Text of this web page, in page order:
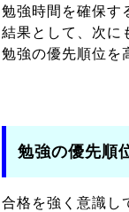
勉強時間を確保す
結果として、次に
勉強の優先順位を
勉強の優先順
合格を強く意識し